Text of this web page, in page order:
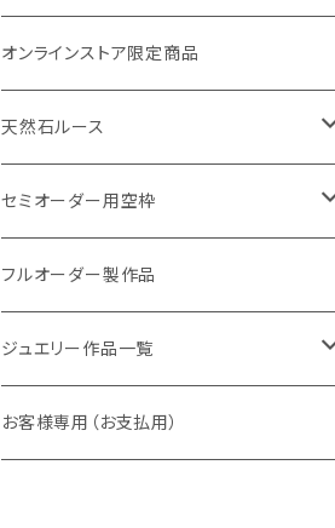
Symphony（シンフォニー）
Petit crochet（プチ・クロシェ）
Shirlry（シアリー）
オンラインストア限定商品
天然石ルース
パライバトルマリン
アレキサンドライト
パパラチアサファイア
グランディエディエライト
セミオーダー用空枠
リング
ラウンド
オーバル
ネックレス・ペンダント
ラウンド
ピアス
フルオーダー製作品
ジュエリー作品一覧
リング
お客様専用（お支払用）